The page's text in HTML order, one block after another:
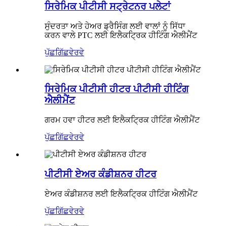
ਸਿਰੇਮਿਕ ਪੀਟੀਸੀ ਸਟ੍ਰੇਟਨਰ ਪਲੇਟਾਂ
ਸੁੰਦਰਤਾ ਅਤੇ ਹੇਅਰ ਡ੍ਰੈਸਿੰਗ ਲਈ ਵਾਲਾਂ ਨੂੰ ਸਿੱਧਾ
ਕਰਨ ਵਾਲੇ PTC ਲਈ ਇਲੈਕਟ੍ਰਿਕ ਹੀਟਿੰਗ ਐਲੀਮੈਂਟ
ਪੁੱਛਗਿੱਛਵੇਰਵੇ
ਸਿਰੇਮਿਕ ਪੀਟੀਸੀ ਹੀਟਰ ਪੀਟੀਸੀ ਹੀਟਿੰਗ
ਐਲੀਮੈਂਟ
ਗਰਮ ਹਵਾ ਹੀਟਰ ਲਈ ਇਲੈਕਟ੍ਰਿਕ ਹੀਟਿੰਗ ਐਲੀਮੈਂਟ
ਪੁੱਛਗਿੱਛਵੇਰਵੇ
ਪੀਟੀਸੀ ਏਅਰ ਕੰਡੀਸ਼ਨਰ ਹੀਟਰ
ਏਅਰ ਕੰਡੀਸ਼ਨਰ ਲਈ ਇਲੈਕਟ੍ਰਿਕ ਹੀਟਿੰਗ ਐਲੀਮੈਂਟ
ਪੁੱਛਗਿੱਛਵੇਰਵੇ